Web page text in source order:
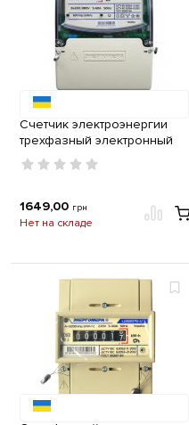
Счетчик электроэнергии
трехфазный электронный
Энергомера ЦЭ 6804- U/1
220В 5-60А 3ф. 4пр. МР32
1649,00 грн
Нет на складе